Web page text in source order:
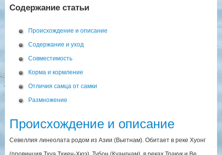
Содержание статьи
Происхождение и описание
Содержание и уход
Совместимость
Корма и кормление
Отличия самца от самки
Размножение
Происхождение и описание
Севеллия линеолата родом из Азии (Вьетнам). Обитает в реке Хуонг